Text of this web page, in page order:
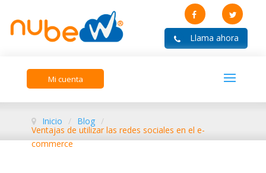
Mi cuenta
Inicio / Blog /
Ventajas de utilizar las redes sociales en el e-
commerce